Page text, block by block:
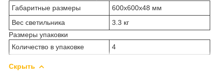
Габаритные размеры
600х600х48 мм
Вес светильника
3.3 кг
Размеры упаковки
Количество в упаковке
4
Скрыть